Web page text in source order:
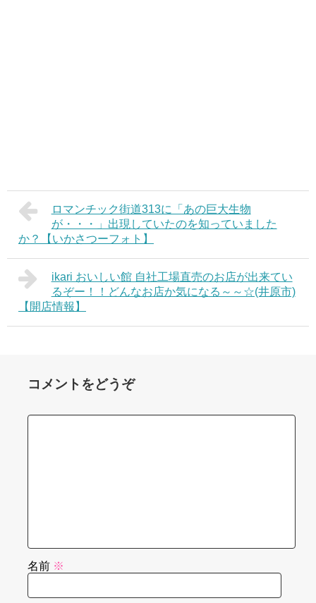
ロマンチック街道313に「あの巨大生物
が・・・」出現していたのを知っていました
か？【いかさつーフォト】
ikari おいしい館 自社工場直売のお店が出来てい
るぞー！！どんなお店か気になる～～☆(井原市)
【開店情報】
コメントをどうぞ
名前 ※